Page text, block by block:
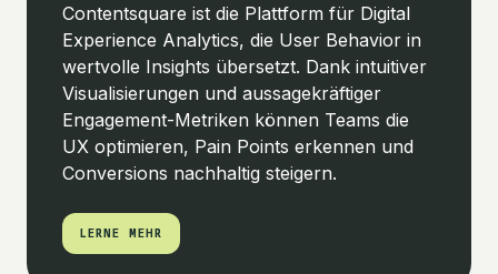
Contentsquare ist die Plattform für Digital
Experience Analytics, die User Behavior in
wertvolle Insights übersetzt. Dank intuitiver
Visualisierungen und aussagekräftiger
Engagement-Metriken können Teams die
UX optimieren, Pain Points erkennen und
Conversions nachhaltig steigern.
LERNE MEHR
LERNE MEHR